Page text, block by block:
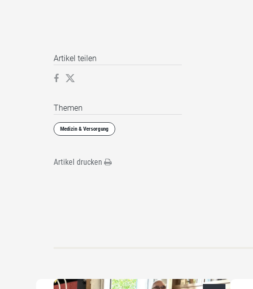
Artikel teilen
Themen
Medizin & Versorgung
Artikel drucken